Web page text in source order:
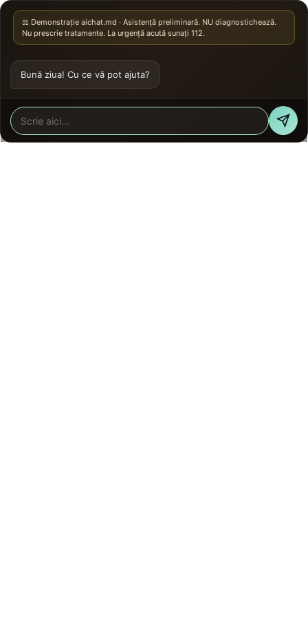
⚖️ Demonstrație aichat.md · Asistență preliminară. NU diagnostichează.
Nu prescrie tratamente. La urgență acută sunați 112.
Bună ziua! Cu ce vă pot ajuta?